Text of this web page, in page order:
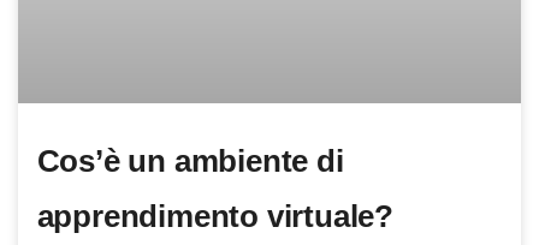
Cos’è un ambiente di
apprendimento virtuale?